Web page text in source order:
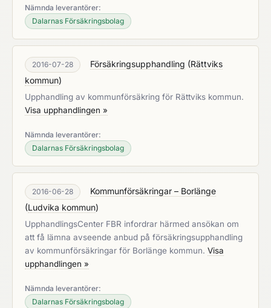
Nämnda leverantörer:
Dalarnas Försäkringsbolag
2016-07-28 Försäkringsupphandling (Rättviks
kommun)
Upphandling av kommunförsäkring för Rättviks kommun.
Visa upphandlingen »
Nämnda leverantörer:
Dalarnas Försäkringsbolag
2016-06-28
Kommunförsäkringar – Borlänge
(Ludvika kommun)
UpphandlingsCenter FBR infordrar härmed ansökan om
att få lämna avseende anbud på försäkringsupphandling
av kommunförsäkringar för Borlänge kommun. Visa
upphandlingen »
Nämnda leverantörer:
Dalarnas Försäkringsbolag